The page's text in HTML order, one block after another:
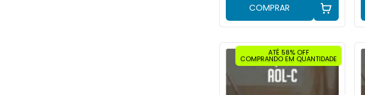
COMPRAR
ATÉ 58% OFF
COMPRANDO EM QUANTIDADE